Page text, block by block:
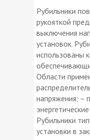
Рубильники
рукояткой
выключения
установок.
использованы
Области
напряжения; –
Рубильники
установки в